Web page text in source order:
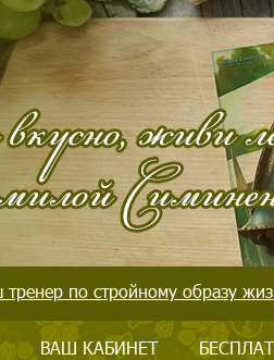
тренер по стройному образу
ВАШ КАБИНЕТ